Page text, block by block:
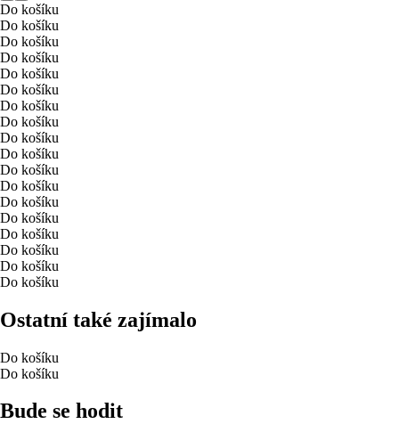
Do košíku
Do košíku
Do košíku
Do košíku
Do košíku
Do košíku
Do košíku
Do košíku
Do košíku
Do košíku
Do košíku
Do košíku
Do košíku
Do košíku
Do košíku
Do košíku
Do košíku
Do košíku
Ostatní také zajímalo
Do košíku
Do košíku
Bude se hodit